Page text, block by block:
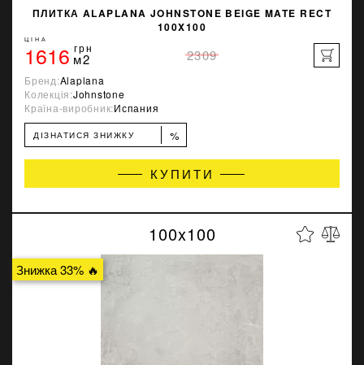
ПЛИТКА ALAPLANA JOHNSTONE BEIGE MATE RECT
100X100
ЦІНА
1616 грн
м2 2309
Бренд:Alaplana
Колекція:Johnstone
Країна-виробник:Испания
ДІЗНАТИСЯ ЗНИЖКУ %
КУПИТИ
Знижка 33% 🔥
100x100